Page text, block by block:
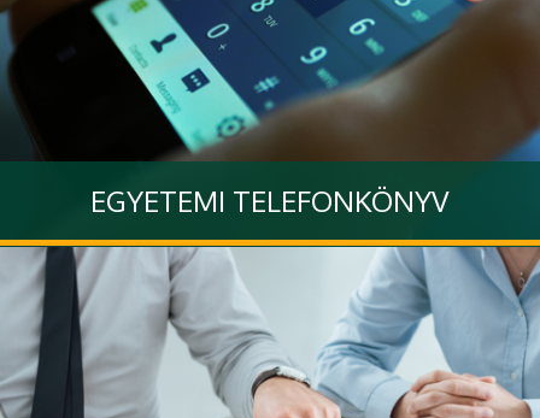
EGYETEMI TELEFONKÖNYV
Tovább